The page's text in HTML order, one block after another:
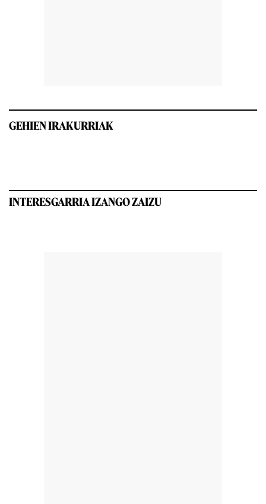
GEHIEN IRAKURRIAK
INTERESGARRIA IZANGO ZAIZU